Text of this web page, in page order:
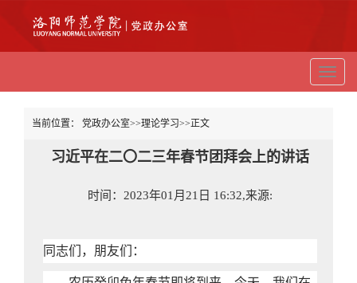
切
换
当前位置： 党政办公室>>理论学习>>正文
习近平在二〇二三年春节团拜会上的讲话
时间：2023年01月21日 16:32,来源:
同志们，朋友们：